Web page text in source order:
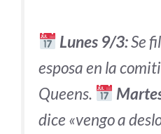
Lunes 9/3:Se
esposa en la
Queens.
dice «vengo a